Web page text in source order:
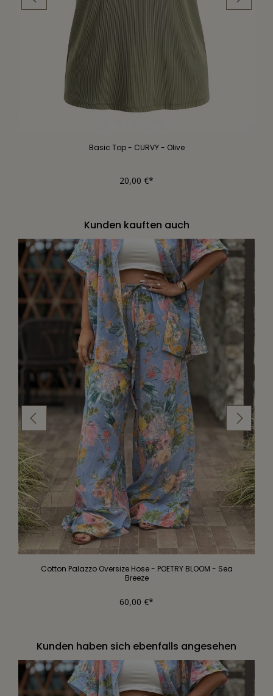
Basic Top - CURVY - Olive
20,00 €*
Kunden kauften auch
Cotton Palazzo Oversize Hose - POETRY BLOOM - Sea
Breeze
60,00 €*
Kunden haben sich ebenfalls angesehen